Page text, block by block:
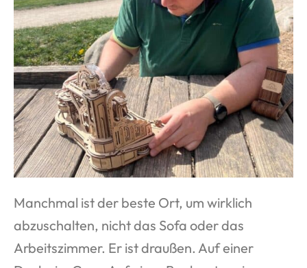
Manchmal ist der beste Ort, um wirklich
abzuschalten, nicht das Sofa oder das
Arbeitszimmer. Er ist draußen. Auf einer